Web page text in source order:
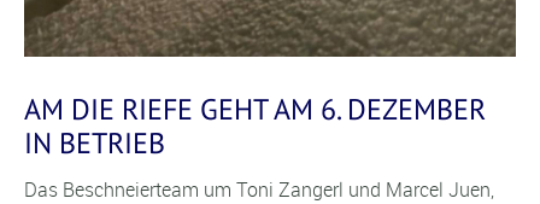
AM DIE RIEFE GEHT AM 6. DEZEMBER
IN BETRIEB
Das Beschneierteam um Toni Zangerl und Marcel Juen,